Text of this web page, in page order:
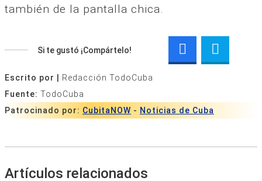
también de la pantalla chica.
Si te gustó ¡Compártelo!
Escrito por |
Redacción TodoCuba
Fuente: TodoCuba
Patrocinado por: CubitaNOW - Noticias de Cuba
Artículos relacionados